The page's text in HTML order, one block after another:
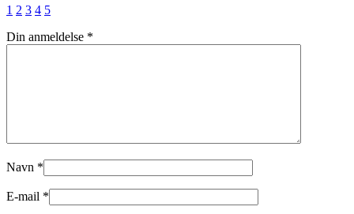
1 2 3 4 5
Din anmeldelse *
Navn *
E-mail *